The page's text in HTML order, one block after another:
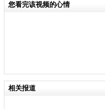
您看完该视频的心情
相关报道